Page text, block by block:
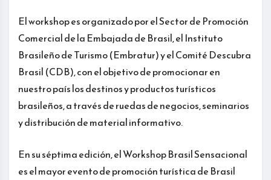
El workshop es organizado por el Sector de Promoción
Comercial de la Embajada de Brasil, el Instituto
Brasileño de Turismo (Embratur) y el Comité Descubra
Brasil (CDB), con el objetivo de promocionar en
nuestro país los destinos y productos turísticos
brasileños, a través de ruedas de negocios, seminarios
y distribución de material informativo.
En su séptima edición, el Workshop Brasil Sensacional
es el mayor evento de promoción turística de Brasil